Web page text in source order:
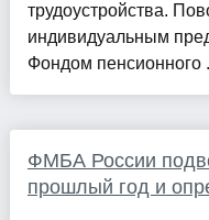
трудоустройства.
индивидуальным
Фондом пенсионного
ФМБА России
прошлый год и